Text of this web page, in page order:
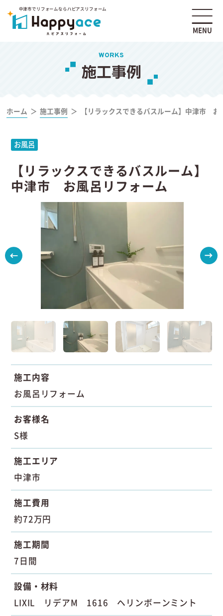
中津市でリフォームならハピアスリフォーム
MENU
WORKS
施工事例
ホーム 施工事例 【リラックスできるバスルーム】中津市 お
お風呂
【リラックスできるバスルーム】
中津市 お風呂リフォーム
施工内容
お風呂リフォーム
お客様名
S様
施工エリア
中津市
施工費用
約72万円
施工期間
7日間
設備・材料
LIXIL リデアM 1616 ヘリンボーンミント